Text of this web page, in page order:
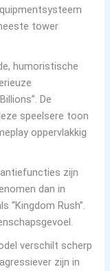
tower
humoristische
De
speelsere toon
oppervlakkig
zijn
dan in
“Kingdom Rush”.
verschilt scherp
zijn in